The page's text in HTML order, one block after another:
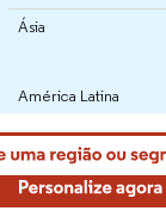
Ásia
América Latina